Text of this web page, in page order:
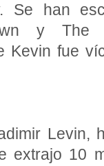
Se han
y The
Kevin fue
Levin,
extrajo 10